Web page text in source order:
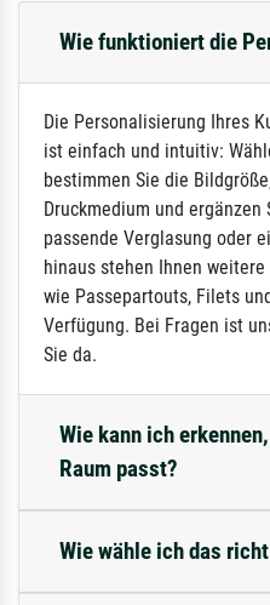
Wie funktioniert die
Die Personalisierung Ihres
ist einfach und intuitiv:
bestimmen Sie die
Druckmedium und
passende Verglasung oder
hinaus stehen Ihnen
wie Passepartouts, Filets
Verfügung. Bei Fragen ist
Sie da.
Wie kann ich
Raum passt?
Wie wähle ich das